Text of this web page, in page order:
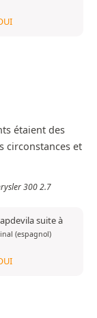
étaient des
circonstances et
300 2.7
suite à
(espagnol)